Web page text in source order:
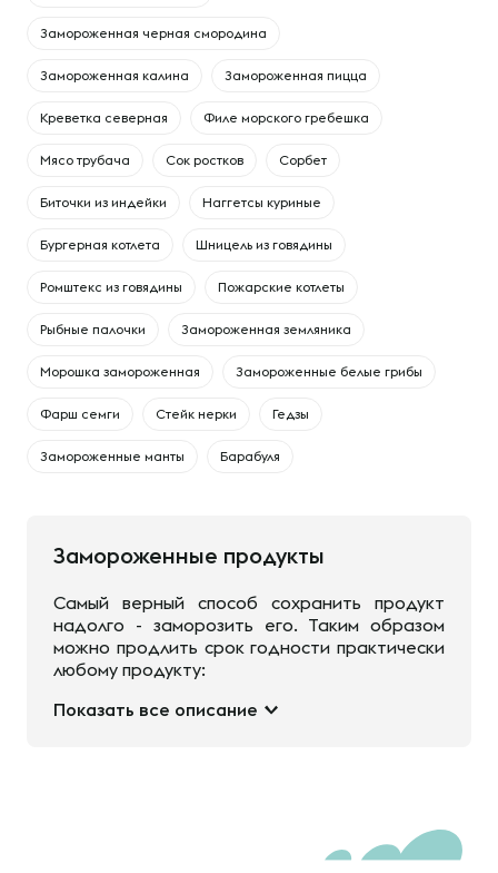
Замороженная черная смородина
Замороженная калина Замороженная пицца
Креветка северная Филе морского гребешка
Мясо трубача Сок ростков Сорбет
Биточки из индейки Наггетсы куриные
Бургерная котлета Шницель из говядины
Ромштекс из говядины Пожарские котлеты
Рыбные палочки Замороженная земляника
Морошка замороженная Замороженные белые грибы
Фарш семги Стейк нерки Гедзы
Замороженные манты Барабуля
Замороженные продукты
Самый верный способ сохранить продукт
надолго - заморозить его. Таким образом
можно продлить срок годности практически
любому продукту:
Показать все описание